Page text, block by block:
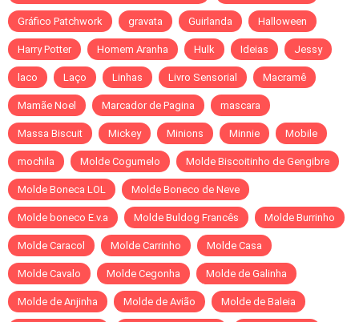
Gráfico Patchwork gravata Guirlanda Halloween
Harry Potter Homem Aranha Hulk Ideias Jessy
laco Laço Linhas Livro Sensorial Macramê
Mamãe Noel Marcador de Pagina mascara
Massa Biscuit Mickey Minions Minnie Mobile
mochila Molde Cogumelo Molde Biscoitinho de Gengibre
Molde Boneca LOL Molde Boneco de Neve
Molde boneco E.v.a Molde Buldog Francês Molde Burrinho
Molde Caracol Molde Carrinho Molde Casa
Molde Cavalo Molde Cegonha Molde de Galinha
Molde de Anjinha Molde de Avião Molde de Baleia